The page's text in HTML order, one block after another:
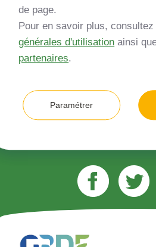
Entreprise
Quelle est votre type d’entreprise ?
de page.
Pour en savoir plus,
générales d'utilisation ainsi
partenaires.
Paramétrer